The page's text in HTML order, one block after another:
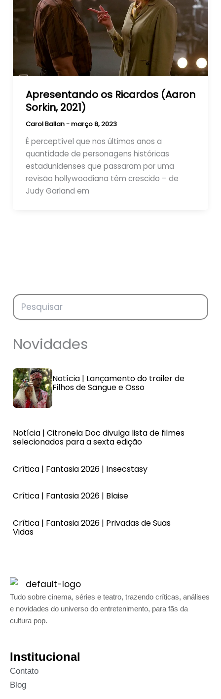
Apresentando os Ricardos (Aaron
Sorkin, 2021)
Carol Ballan-março 8, 2023
É perceptível que nos últimos anos a
quantidade de personagens históricas
estadunidenses que passaram por uma
revisão hollywoodiana têm crescido – de
Judy Garland em
Novidades
Notícia | Lançamento do trailer de
Filhos de Sangue e Osso
Notícia | Citronela Doc divulga lista de filmes
selecionados para a sexta edição
Crítica | Fantasia 2026 | Insecstasy
Crítica | Fantasia 2026 | Blaise
Crítica | Fantasia 2026 | Privadas de Suas
Vidas
Tudo sobre cinema, séries e teatro, trazendo críticas, análises
e novidades do universo do entretenimento, para fãs da
cultura pop.
Institucional
Contato
Blog